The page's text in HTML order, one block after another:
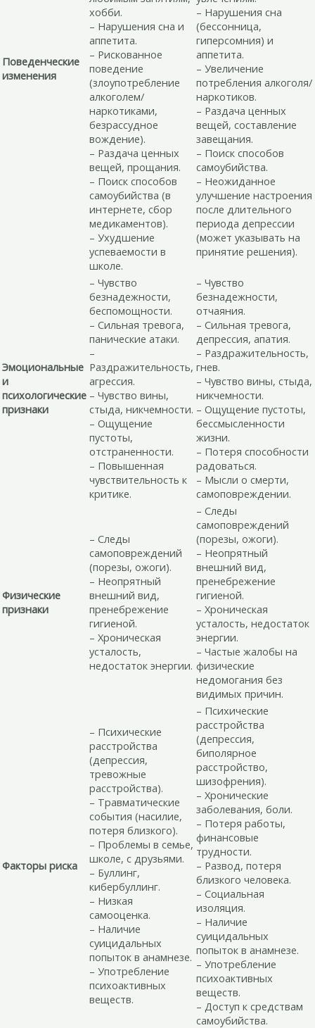
Поведенческие
изменения
хобби.
– Нарушения сна и
аппетита.
– Рискованное
поведение
(злоупотребление
алкоголем/
наркотиками,
безрассудное
вождение).
– Раздача ценных
вещей, прощания.
– Поиск способов
самоубийства (в
интернете, сбор
медикаментов).
– Ухудшение
успеваемости в
школе.
– Нарушения сна
(бессонница,
гиперсомния) и
аппетита.
– Увеличение
потребления алкоголя/
наркотиков.
– Раздача ценных
вещей, составление
завещания.
– Поиск способов
самоубийства.
– Неожиданное
улучшение настроения
после длительного
периода депрессии
(может указывать на
принятие решения).
Эмоциональные
и
психологические
признаки
– Чувство
безнадежности,
беспомощности.
– Сильная тревога,
панические атаки.
–
Раздражительность,
агрессия.
– Чувство вины,
стыда, никчемности.
– Ощущение
пустоты,
отстраненности.
– Повышенная
чувствительность к
критике.
– Чувство
безнадежности,
отчаяния.
– Сильная тревога,
депрессия, апатия.
– Раздражительность,
гнев.
– Чувство вины, стыда,
никчемности.
– Ощущение пустоты,
бессмысленности
жизни.
– Потеря способности
радоваться.
– Мысли о смерти,
самоповреждении.
Физические
признаки
– Следы
самоповреждений
(порезы, ожоги).
– Неопрятный
внешний вид,
пренебрежение
гигиеной.
– Хроническая
усталость,
недостаток энергии.
– Следы
самоповреждений
(порезы, ожоги).
– Неопрятный
внешний вид,
пренебрежение
гигиеной.
– Хроническая
усталость, недостаток
энергии.
– Частые жалобы на
физические
недомогания без
видимых причин.
Факторы риска
– Психические
расстройства
(депрессия,
тревожные
расстройства).
– Травматические
события (насилие,
потеря близкого).
– Проблемы в семье,
школе, с друзьями.
– Буллинг,
кибербуллинг.
– Низкая
самооценка.
– Наличие
суицидальных
попыток в анамнезе.
– Употребление
психоактивных
веществ.
– Психические
расстройства
(депрессия,
биполярное
расстройство,
шизофрения).
– Хронические
заболевания, боли.
– Потеря работы,
финансовые
трудности.
– Развод, потеря
близкого человека.
– Социальная
изоляция.
– Наличие
суицидальных
попыток в анамнезе.
– Употребление
психоактивных
веществ.
– Доступ к средствам
самоубийства.